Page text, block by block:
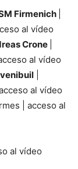
Firmenich
al vídeo
Crone
al vídeo
al vídeo
| acceso al
al vídeo